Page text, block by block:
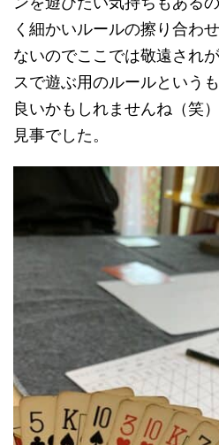
く細かいルールの擦り合わ
ないのでここでは敬遠され
スで遊ぶ用のルールという
良いかもしれませんね（笑
見事でした。